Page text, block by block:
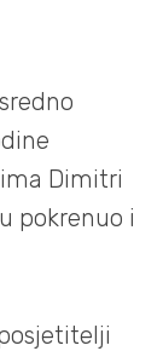
Dimitri
pokrenuo i